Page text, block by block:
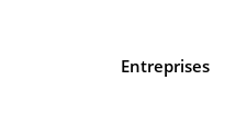
Entreprises